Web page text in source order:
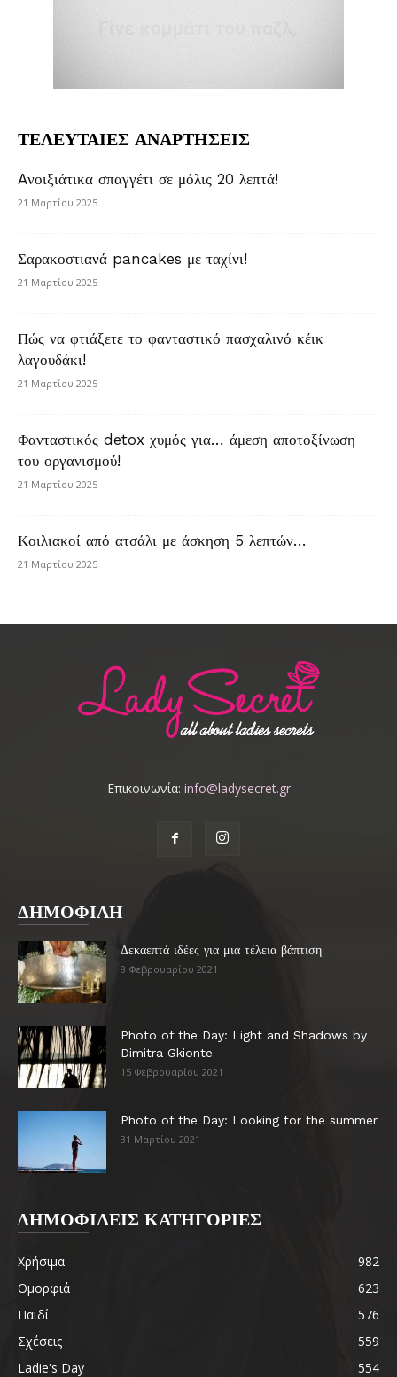
ΤΕΛΕΥΤΑΙΕΣ ΑΝΑΡΤΗΣΕΙΣ
Aνοιξιάτικα σπαγγέτι σε μόλις 20 λεπτά!
21 Μαρτίου 2025
Σαρακοστιανά pancakes με ταχίνι!
21 Μαρτίου 2025
Πώς να φτιάξετε το φανταστικό πασχαλινό κέικ
λαγουδάκι!
21 Μαρτίου 2025
Φανταστικός detox χυμός για… άμεση αποτοξίνωση
του οργανισμού!
21 Μαρτίου 2025
Κοιλιακοί από ατσάλι με άσκηση 5 λεπτών…
21 Μαρτίου 2025
Επικοινωνία: info@ladysecret.gr
ΔΗΜΟΦΙΛΗ
Δεκαεπτά ιδέες για μια τέλεια βάπτιση
8 Φεβρουαρίου 2021
Photo of the Day: Light and Shadows by
Dimitra Gkionte
15 Φεβρουαρίου 2021
Photo of the Day: Looking for the summer
31 Μαρτίου 2021
ΔΗΜΟΦΙΛΕΙΣ ΚΑΤΗΓΟΡΙΕΣ
Χρήσιμα
982
Ομορφιά
623
Παιδί
576
Σχέσεις
559
Ladie's Day
554